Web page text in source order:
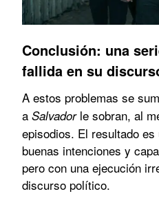
Conclusión: una
fallida en su
A estos problemas se
a Salvadorle sobran, al
episodios. El resultado
buenas intenciones y
pero con una ejecución
discurso político.